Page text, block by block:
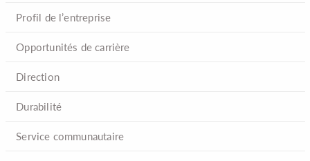
Profil de l’entreprise
Opportunités de carrière
Direction
Durabilité
Service communautaire